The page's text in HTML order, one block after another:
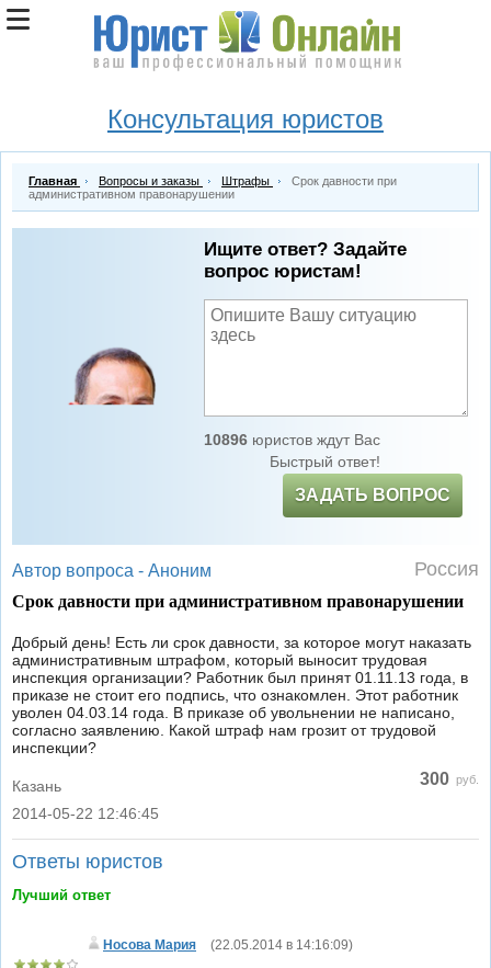
Консультация юристов
Главная Вопросы и заказы Штрафы
Срок давности при
административном правонарушении
Ищите ответ? Задайте
вопрос юристам!
10896юристов ждут Вас
Быстрый ответ!
ЗАДАТЬ ВОПРОС
Автор вопроса - Аноним Россия
Срок давности при административном правонарушении
Добрый день! Есть ли срок давности, за которое могут наказать
административным штрафом, который выносит трудовая
инспекция организации? Работник был принят 01.11.13 года, в
приказе не стоит его подпись, что ознакомлен. Этот работник
уволен 04.03.14 года. В приказе об увольнении не написано,
согласно заявлению. Какой штраф нам грозит от трудовой
инспекции?
Казань
|
2014-05-22 12:46:45
300 руб.
Ответы юристов
Лучший ответ
Носова Мария (22.05.2014 в 14:16:09)